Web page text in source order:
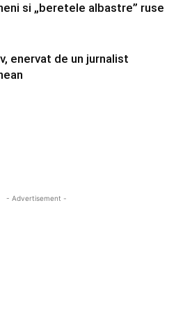
si „beretele albastre” ruse
enervat de un jurnalist
- Advertisement -